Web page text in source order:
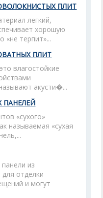
ПЛИТ
легкий,
хорошую
«не терпит»...
ПЛИТ
влагостойкие
акусти�...
ПАНЕЛЕЙ
«сухого»
называемая «сухая
из
отделки
и могут